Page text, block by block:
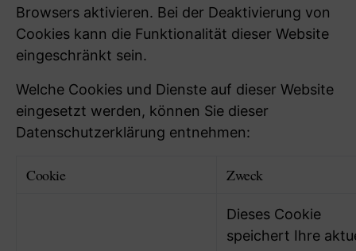
Browsers aktivieren. Bei der Deaktivierung von
Cookies kann die Funktionalität dieser Website
eingeschränkt sein.
Welche Cookies und Dienste auf dieser Website
eingesetzt werden, können Sie dieser
Datenschutzerklärung entnehmen:
Cookie Zweck
Dieses Cookie
speichert Ihre